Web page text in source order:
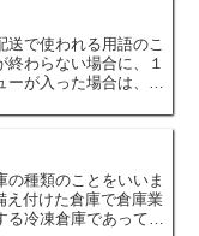
送で使われる用語のこ
終わらない場合に、１
ーが入った場合は、未
種類のことをいいま
付けた倉庫で倉庫業
る冷凍倉庫であっても